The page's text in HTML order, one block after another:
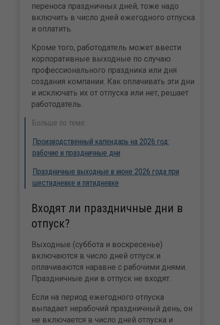
переноса праздничных дней, тоже надо
включить в число дней ежегодного отпуска
и оплатить.
Кроме того, работодатель может ввести
корпоративные выходные по случаю
профессионального праздника или дня
создания компании. Как оплачивать эти дни
и исключать их от отпуска или нет, решает
работодатель.
Больше по теме:
Производственный календарь на 2026 год:
рабочие и праздничные дни
Праздничные выходные в июне 2026 года при
шестидневке и пятидневке
Входят ли праздничные дни в
отпуск?
Выходные (суббота и воскресенье)
включаются в число дней отпуск и
оплачиваются наравне с рабочими днями.
Праздничные дни в отпуск не входят.
Если на период ежегодного отпуска
выпадает нерабочий праздничный день, он
не включается в число дней отпуска и